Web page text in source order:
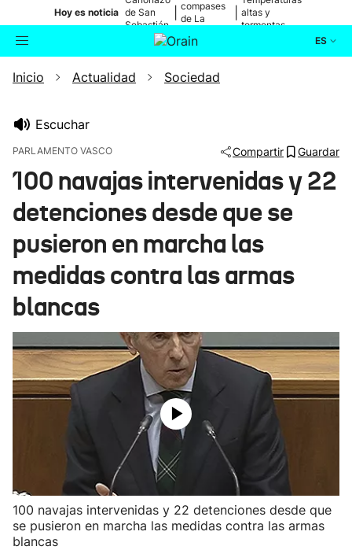
Hoy es noticia de San
Sebastián
compases
de La
altas y
tormentas
ES
Buscador Actualidad
Ikusmiran
Eguraldia
Inicio Actualidad Sociedad
Escuchar
PARLAMENTO VASCO Compartir Guardar
100 navajas intervenidas y 22
detenciones desde que se
pusieron en marcha las
medidas contra las armas
blancas
100 navajas intervenidas y 22 detenciones desde que
se pusieron en marcha las medidas contra las armas
blancas